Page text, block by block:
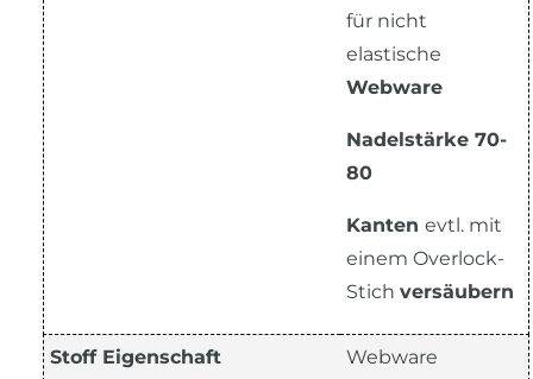
für nicht
elastische
Webware
Nadelstärke 70-
80
Kanten evtl. mit
einem Overlock-
Stich versäubern
Stoff Eigenschaft Webware